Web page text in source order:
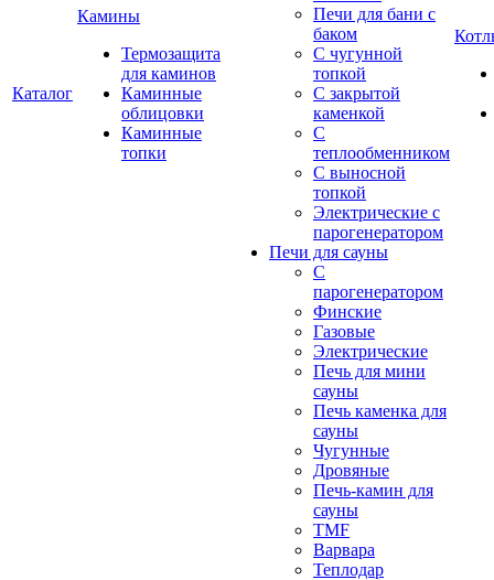
Каталог
Камины
Термозащита
для каминов
Каминные
облицовки
Каминные
топки
Печи для бани с
баком
С чугунной
топкой
С закрытой
каменкой
С
теплообменником
С выносной
топкой
Электрические с
парогенератором
Печи для сауны
С
парогенератором
Финские
Газовые
Электрические
Печь для мини
сауны
Печь каменка для
сауны
Чугунные
Дровяные
Печь-камин для
сауны
TMF
Варвара
Теплодар